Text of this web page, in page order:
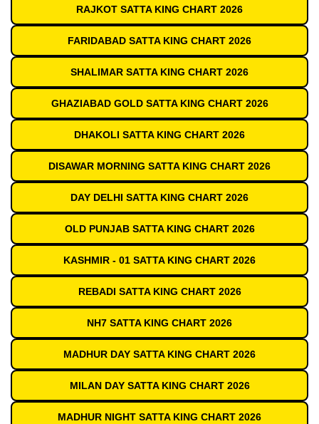
RAJKOT SATTA KING CHART 2026
FARIDABAD SATTA KING CHART 2026
SHALIMAR SATTA KING CHART 2026
GHAZIABAD GOLD SATTA KING CHART 2026
DHAKOLI SATTA KING CHART 2026
DISAWAR MORNING SATTA KING CHART 2026
DAY DELHI SATTA KING CHART 2026
OLD PUNJAB SATTA KING CHART 2026
KASHMIR - 01 SATTA KING CHART 2026
REBADI SATTA KING CHART 2026
NH7 SATTA KING CHART 2026
MADHUR DAY SATTA KING CHART 2026
MILAN DAY SATTA KING CHART 2026
MADHUR NIGHT SATTA KING CHART 2026